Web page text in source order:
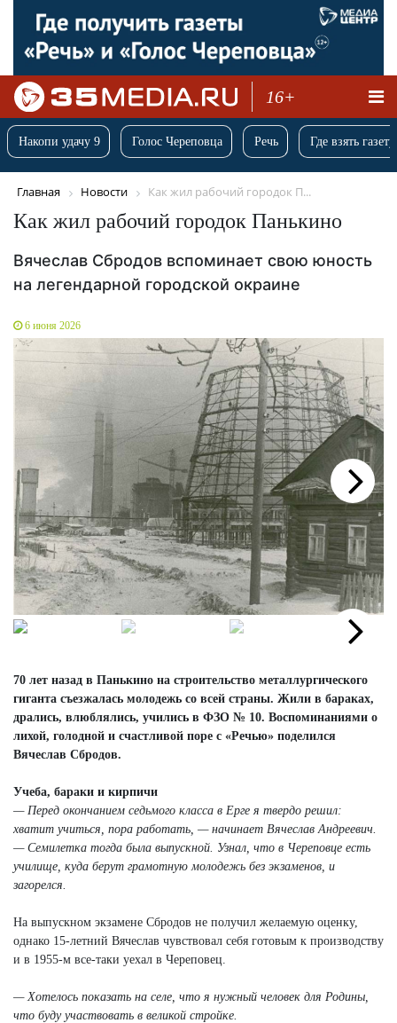
16+
Накопи удачу 9 Голос Череповца Речь Где взять
Главная Новости Как жил рабочий городок П...
Как жил рабочий городок Панькино
Вячеслав Сбродов вспоминает свою юность
на легендарной городской окраине
6 июня 2026
Next
70 лет назад в Панькино на строительство металлургического
гиганта съезжалась молодежь со всей страны. Жили в бараках,
дрались, влюблялись, учились в ФЗО № 10. Воспоминаниями о
лихой, голодной и счастливой поре с «Речью» поделился
Вячеслав Сбродов.
Учеба, бараки и кирпичи
— Перед окончанием седьмого класса в Ерге я твердо решил:
хватит учиться, пора работать, — начинает Вячеслав Андреевич.
— Семилетка тогда была выпускной. Узнал, что в Череповце есть
училище, куда берут грамотную молодежь без экзаменов, и
загорелся.
На выпускном экзамене Сбродов не получил желаемую оценку,
однако 15-летний Вячеслав чувствовал себя готовым к производству
и в 1955-м все-таки уехал в Череповец.
— Хотелось показать на селе, что я нужный человек для Родины,
что буду участвовать в великой стройке.